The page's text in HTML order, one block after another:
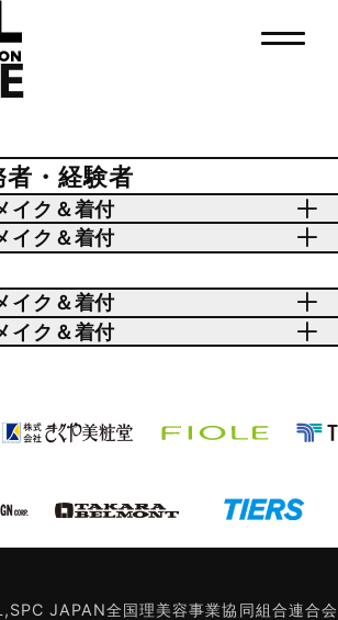
・経験者
イク＆着付
イク＆着付
イク＆着付
イク＆着付
JAPAN全国理美容事業協同組合連合会